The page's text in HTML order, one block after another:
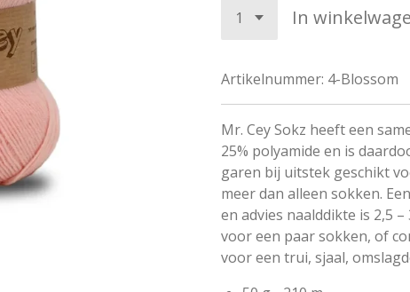
In
Artikelnummer: 4-Blossom
Mr. Cey Sokz heeft een
25% polyamide en is
garen bij uitstek geschikt
meer dan alleen sokken.
en advies naalddikte is 2,5
voor een paar sokken, of
voor een trui, sjaal,